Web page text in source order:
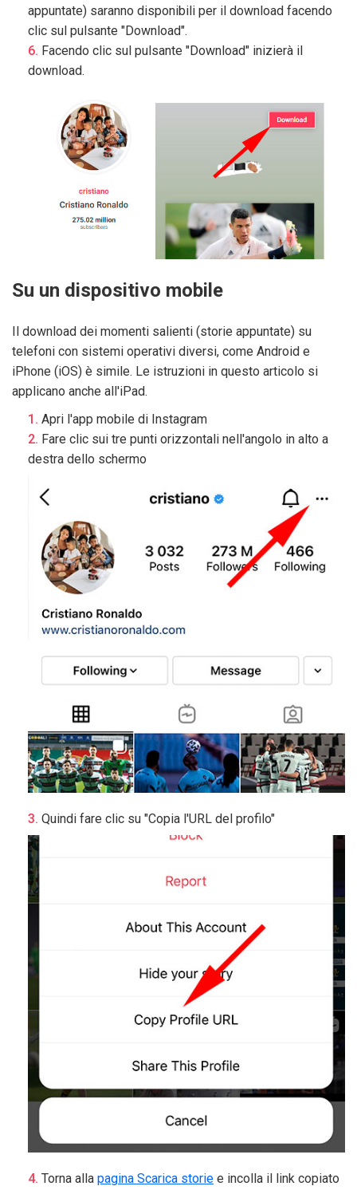
appuntate) saranno disponibili per il download facendo
clic sul pulsante "Download".
Facendo clic sul pulsante "Download" inizierà il
download.
Su un dispositivo mobile
Il download dei momenti salienti (storie appuntate) su
telefoni con sistemi operativi diversi, come Android e
iPhone (iOS) è simile. Le istruzioni in questo articolo si
applicano anche all'iPad.
Apri l'app mobile di Instagram
Fare clic sui tre punti orizzontali nell'angolo in alto a
destra dello schermo
Quindi fare clic su "Copia l'URL del profilo"
Torna alla pagina Scarica storie e incolla il link copiato